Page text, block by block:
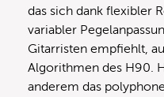
das sich dank flexibler
variabler
Gitarristen empfiehlt,
Algorithmen des H90.
anderem das